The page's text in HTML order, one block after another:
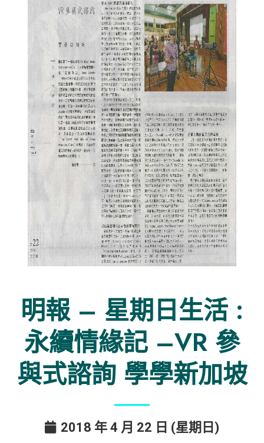
明報 – 星期日生活 :
永續情緣記 –VR 參
與式諮詢 學學新加坡
2018 年 4 月 22 日 (星期日)